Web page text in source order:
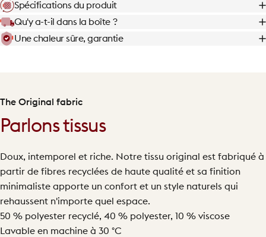
Spécifications du produit
Qu'y a-t-il dans la boîte ?
Une chaleur sûre, garantie
The Original fabric
Parlons tissus
Doux, intemporel et riche. Notre tissu original est fabriqué à
partir de fibres recyclées de haute qualité et sa finition
minimaliste apporte un confort et un style naturels qui
rehaussent n'importe quel espace.
50 % polyester recyclé, 40 % polyester, 10 % viscose
Lavable en machine à 30 °C